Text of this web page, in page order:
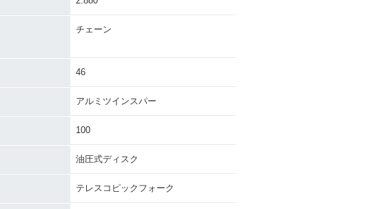
チェーン
46
アルミツインスパー
100
油圧式ディスク
テレスコピックフォーク